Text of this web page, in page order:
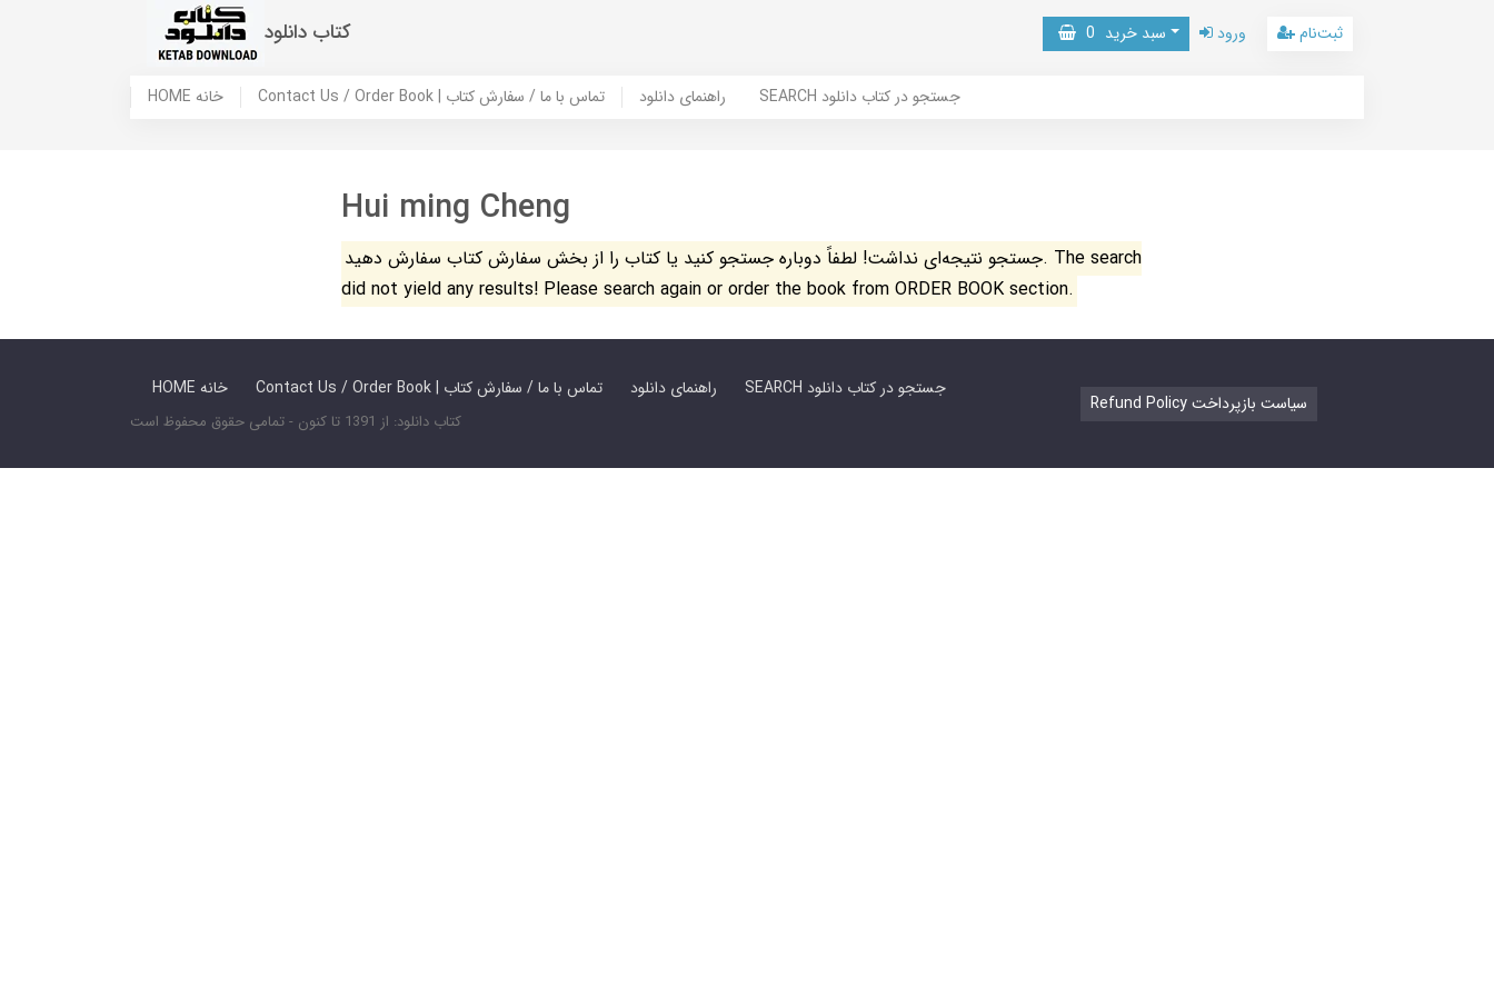
کتاب دانلود سبد خرید 0 ورود ثبت‌نام
HOME خانه Contact Us / Order Book | تماس با ما / سفارش کتاب راهنمای دانلود SEARCH جستجو در کتاب دانلود
Hui ming Cheng
جستجو نتیجه‌ای نداشت! لطفاً دوباره جستجو کنید یا کتاب را از بخش سفارش کتاب سفارش دهید. The search
did not yield any results! Please search again or order the book from ORDER BOOK section.
HOME خانه Contact Us / Order Book | تماس با ما / سفارش کتاب راهنمای دانلود SEARCH جستجو در کتاب دانلود
کتاب دانلود: از 1391 تا کنون - تمامی حقوق محفوظ است
Refund Policy سیاست بازپرداخت